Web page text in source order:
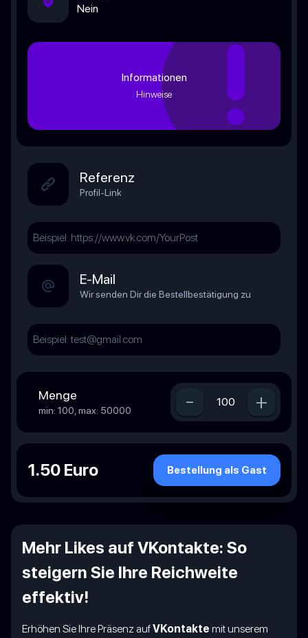
Nein
Informationen
Hinweise
Referenz
Profil-Link
E-Mail
Wir senden Dir die Bestellbestätigung zu
Menge
min: 100, max: 50000 - +
1.50 Euro Bestellung als Gast
Mehr Likes auf VKontakte: So
steigern Sie Ihre Reichweite
effektiv!
Erhöhen Sie Ihre Präsenz aufVKontakte mit unserem